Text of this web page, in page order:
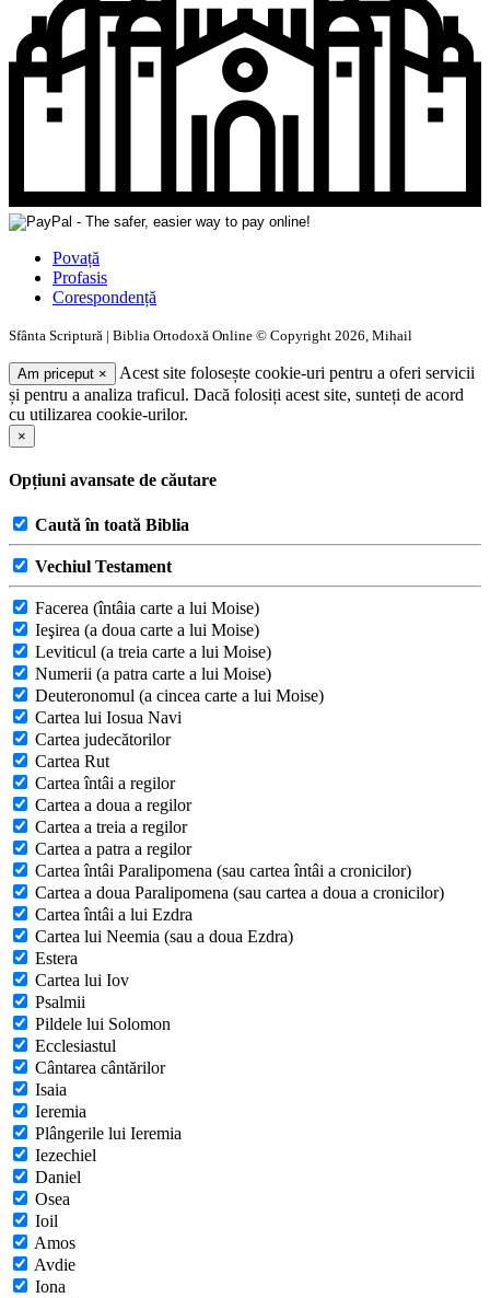
Povață
Profasis
Corespondență
Sfânta Scriptură | Biblia Ortodoxă Online © Copyright 2026, Mihail
Am priceput ×
Acest site folosește cookie-uri pentru a oferi servicii
și pentru a analiza traficul. Dacă folosiți acest site, sunteți de acord
cu utilizarea cookie-urilor.
×
Opțiuni avansate de căutare
Caută în toată Biblia
Vechiul Testament
Facerea (întâia carte a lui Moise)
Ieşirea (a doua carte a lui Moise)
Leviticul (a treia carte a lui Moise)
Numerii (a patra carte a lui Moise)
Deuteronomul (a cincea carte a lui Moise)
Cartea lui Iosua Navi
Cartea judecătorilor
Cartea Rut
Cartea întâi a regilor
Cartea a doua a regilor
Cartea a treia a regilor
Cartea a patra a regilor
Cartea întâi Paralipomena (sau cartea întâi a cronicilor)
Cartea a doua Paralipomena (sau cartea a doua a cronicilor)
Cartea întâi a lui Ezdra
Cartea lui Neemia (sau a doua Ezdra)
Estera
Cartea lui Iov
Psalmii
Pildele lui Solomon
Ecclesiastul
Cântarea cântărilor
Isaia
Ieremia
Plângerile lui Ieremia
Iezechiel
Daniel
Osea
Ioil
Amos
Avdie
Iona